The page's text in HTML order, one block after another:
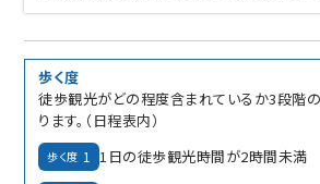
歩く度
徒歩観光がどの程度含まれているか3段階
ります。（日程表内）
歩く度 1 1日の徒歩観光時間が2時間未満